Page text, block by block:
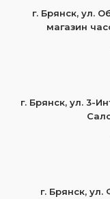
г. Брянск, ул.
магазин
г. Брянск, ул. 3-
г. Брянск,